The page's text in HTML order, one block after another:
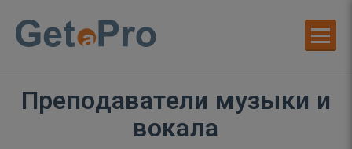
Преподаватели музыки и
вокала